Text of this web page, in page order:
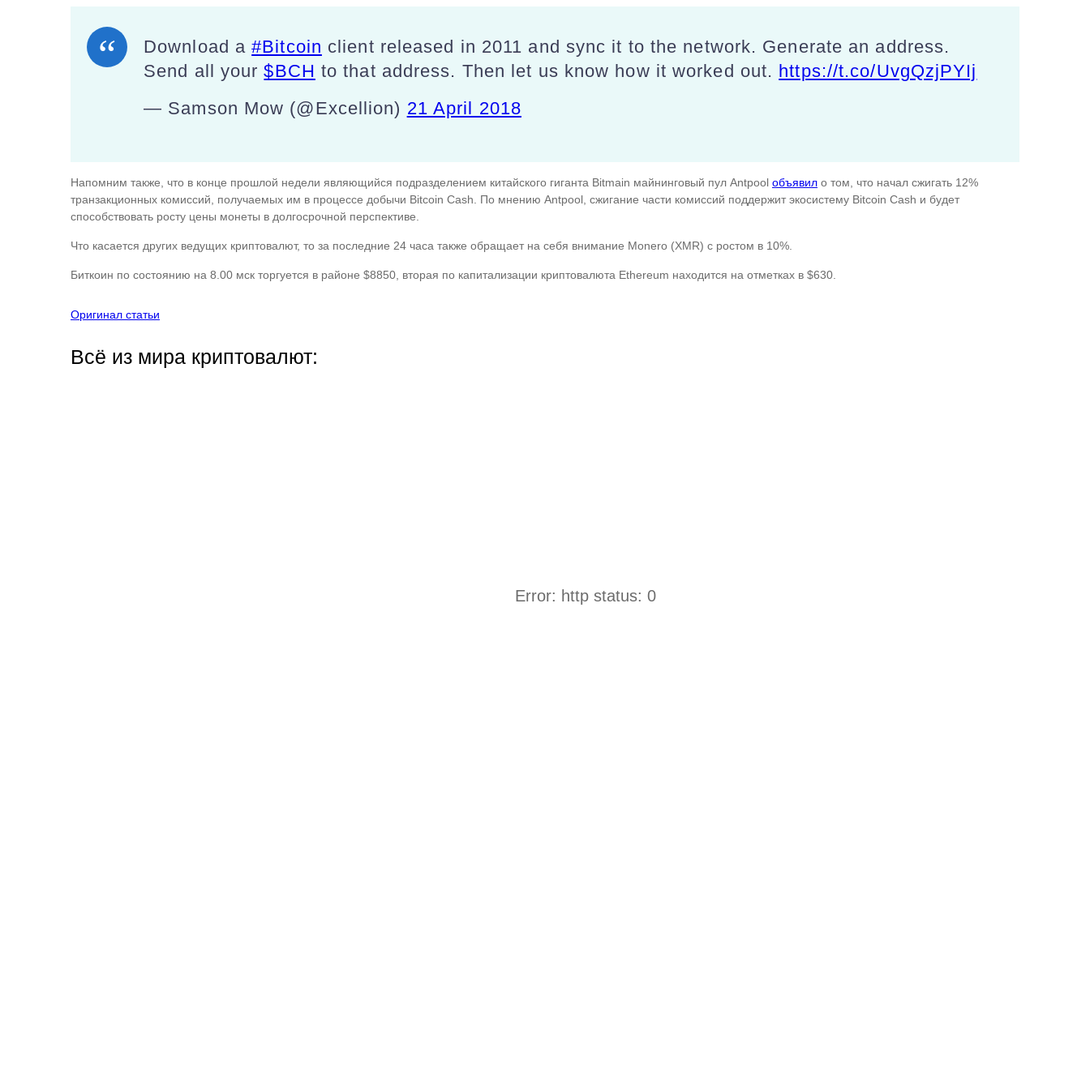
Download a#Bitcoin client released in 2011 and sync it to the network. Generate an address.
Send all your$BCH to that address. Then let us know how it worked out. https://t.co/UvgQzjPYIj
— Samson Mow (@Excellion) 21 April 2018
Напомним также, что в конце прошлой недели являющийся подразделением китайского гиганта Bitmain майнинговый пул Antpool объявил о том, что начал сжигать 12%
транзакционных комиссий, получаемых им в процессе добычи Bitcoin Cash. По мнению Antpool, сжигание части комиссий поддержит экосистему Bitcoin Cash и будет
способствовать росту цены монеты в долгосрочной перспективе.
Что касается других ведущих криптовалют, то за последние 24 часа также обращает на себя внимание Monero (XMR) с ростом в 10%.
Биткоин по состоянию на 8.00 мск торгуется в районе $8850, вторая по капитализации криптовалюта Ethereum находится на отметках в $630.
Оригинал статьи
Всё из мира криптовалют:
Error: http status: 0